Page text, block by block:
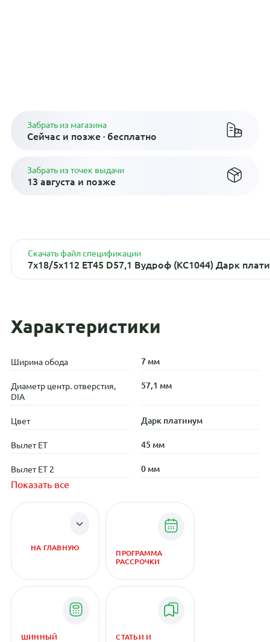
Забрать из магазина
Сейчас и позже · бесплатно
Забрать из точек выдачи
13 августа и позже
Скачать файл спецификации
7x18/5x112 ET45 D57,1 Вудроф (КС1044) Дарк
Характеристики
Ширина обода 7 мм
Диаметр центр. отверстия,
DIA
57,1 мм
Цвет Дарк платинум
Вылет ET 45 мм
Вылет ET 2 0 мм
Показать все
НА ГЛАВНУЮ
ПРОГРАММА
РАССРОЧКИ
ШИННЫЙ
СТАТЬИ И